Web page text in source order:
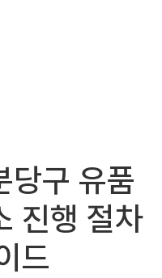
당구 유품
진행 절차
드